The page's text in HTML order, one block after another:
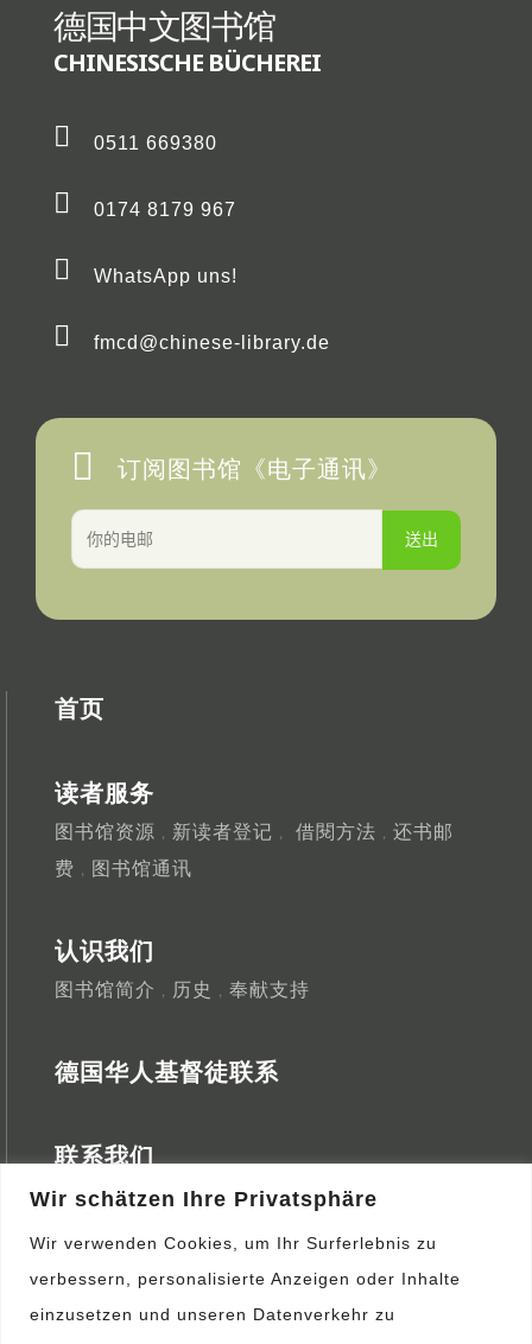
Wir schätzen Ihre Privatsphäre
Wir verwenden Cookies, um Ihr Surferlebnis zu
verbessern, personalisierte Anzeigen oder Inhalte
einzusetzen und unseren Datenverkehr zu
德国中文图书馆
CHINESISCHE BÜCHEREI
0511 669380
0174 8179 967
WhatsApp uns!
fmcd@chinese-library.de
订阅图书馆《电子通讯》
首页
读者服务
图书馆资源 ， 新读者登记 ， 借閱方法 ， 还书邮
费 ， 图书馆通讯
认识我们
图书馆简介 ， 历史 ， 奉献支持
德国华人基督徒联系
联系我们
开放时间，交通指引，查询表格
营会消息